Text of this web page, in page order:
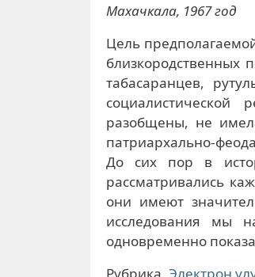
Махачкала, 1967 год
Цель
близкородственных
табасаранцев,
разобщены, не
патриархально-
До сих пор в
рассматривались
они имеют
исследования мы
одновременно